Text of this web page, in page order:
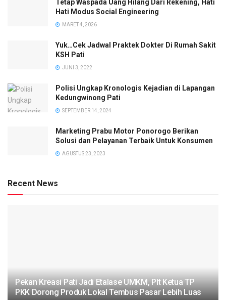
Tetap Waspada Uang Hilang Dari Rekening, Hati
Hati Modus Social Engineering
MARET 4, 2026
Yuk…Cek Jadwal Praktek Dokter Di Rumah Sakit
KSH Pati
JUNI 3, 2022
Polisi Ungkap Kronologis Kejadian di Lapangan
Kedungwinong Pati
SEPTEMBER 14, 2024
Marketing Prabu Motor Ponorogo Berikan
Solusi dan Pelayanan Terbaik Untuk Konsumen
AGUSTUS 23, 2023
Recent News
Pekan Kreasi Pati Jadi Etalase UMKM, Plt Ketua TP
PKK Dorong Produk Lokal Tembus Pasar Lebih Luas